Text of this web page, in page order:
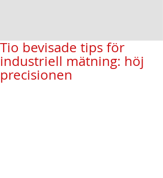
Tio bevisade tips för
industriell mätning: höj
precisionen